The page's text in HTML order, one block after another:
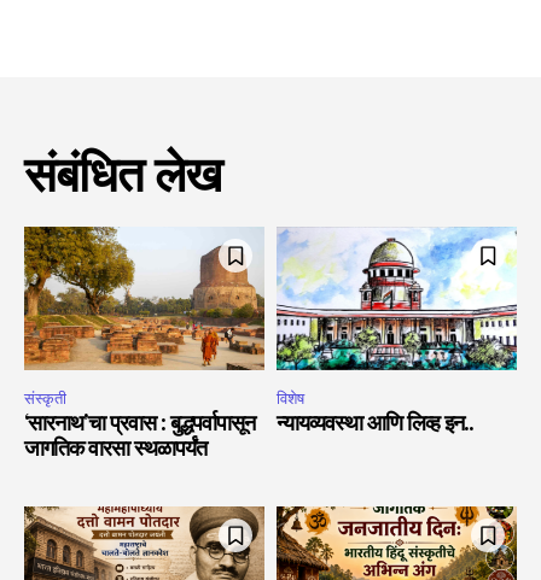
संबंधित लेख
संस्कृती
‘सारनाथ’चा प्रवास : बुद्धपर्वापासून
जागतिक वारसा स्थळापर्यंत
विशेष
न्यायव्यवस्था आणि लिव्ह इन..